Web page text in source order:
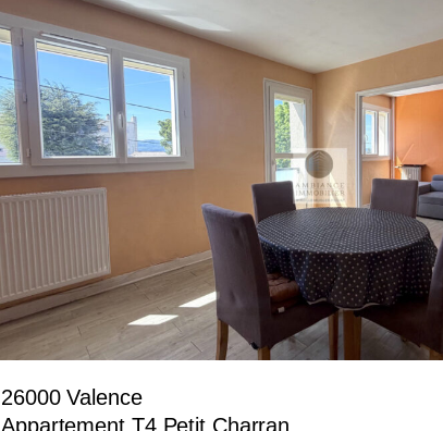
26000 Valence
Appartement T4 Petit Charran